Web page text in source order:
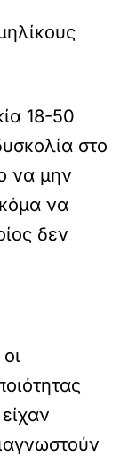
18-50
στο
να μην
να
δεν